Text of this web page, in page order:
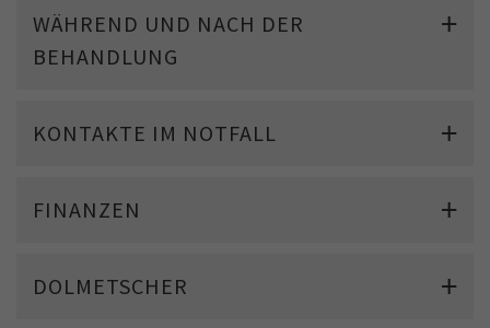
WÄHREND UND NACH DER
BEHANDLUNG
KONTAKTE IM NOTFALL
FINANZEN
DOLMETSCHER